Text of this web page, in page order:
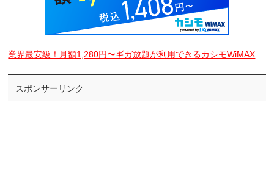
業界最安級！月額1,280円〜ギガ放題が利用できるカシモWiMAX
スポンサーリンク